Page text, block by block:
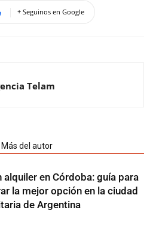
+ Seguinos en Google
Telam
Más del autor
alquiler en Córdoba: guía para
la mejor opción en la ciudad
de Argentina